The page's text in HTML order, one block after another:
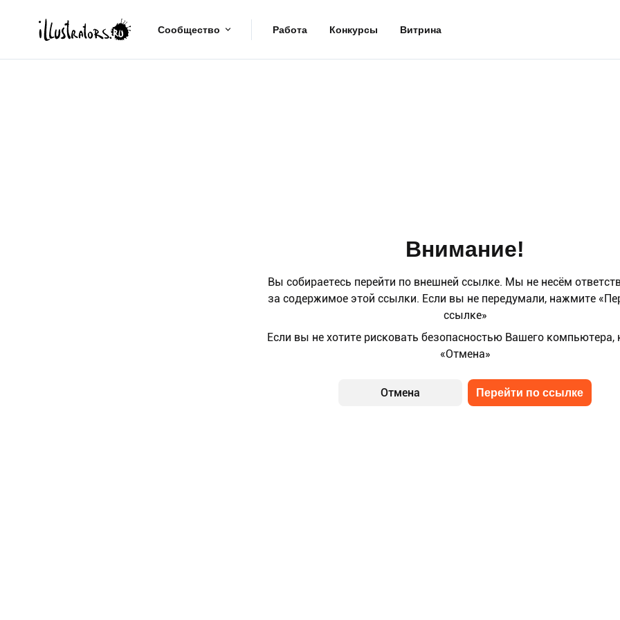
Сообщество Работа Конкурсы Витрина
Внимание!
Вы собираетесь перейти по внешней ссылке. Мы не несём
за содержимое этой ссылки. Если вы не передумали, нажмите
ссылке»
Если вы не хотите рисковать безопасностью Вашего компьютера,
«Отмена»
Отмена Перейти по ссылке